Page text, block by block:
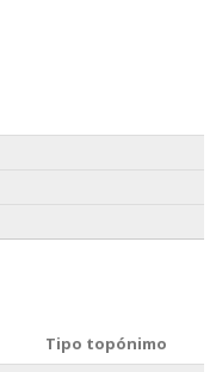
Tipo topónimo